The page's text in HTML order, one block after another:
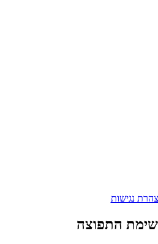
נגישות
התפוצה